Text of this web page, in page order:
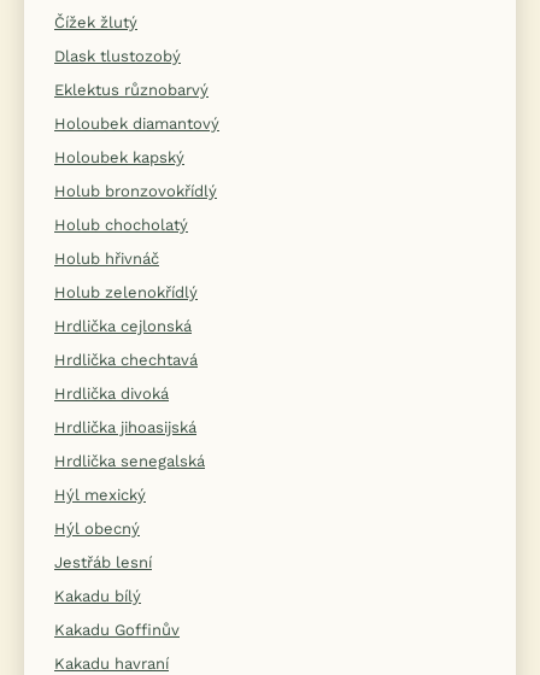
Čížek žlutý
Dlask tlustozobý
Eklektus různobarvý
Holoubek diamantový
Holoubek kapský
Holub bronzovokřídlý
Holub chocholatý
Holub hřivnáč
Holub zelenokřídlý
Hrdlička cejlonská
Hrdlička chechtavá
Hrdlička divoká
Hrdlička jihoasijská
Hrdlička senegalská
Hýl mexický
Hýl obecný
Jestřáb lesní
Kakadu bílý
Kakadu Goffinův
Kakadu havraní